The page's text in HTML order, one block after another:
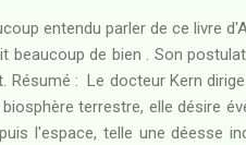
entendu parler de ce livre
beaucoup de bien . Son
Résumé : Le docteur Kern
terrestre, elle désire
l'espace, telle une déesse